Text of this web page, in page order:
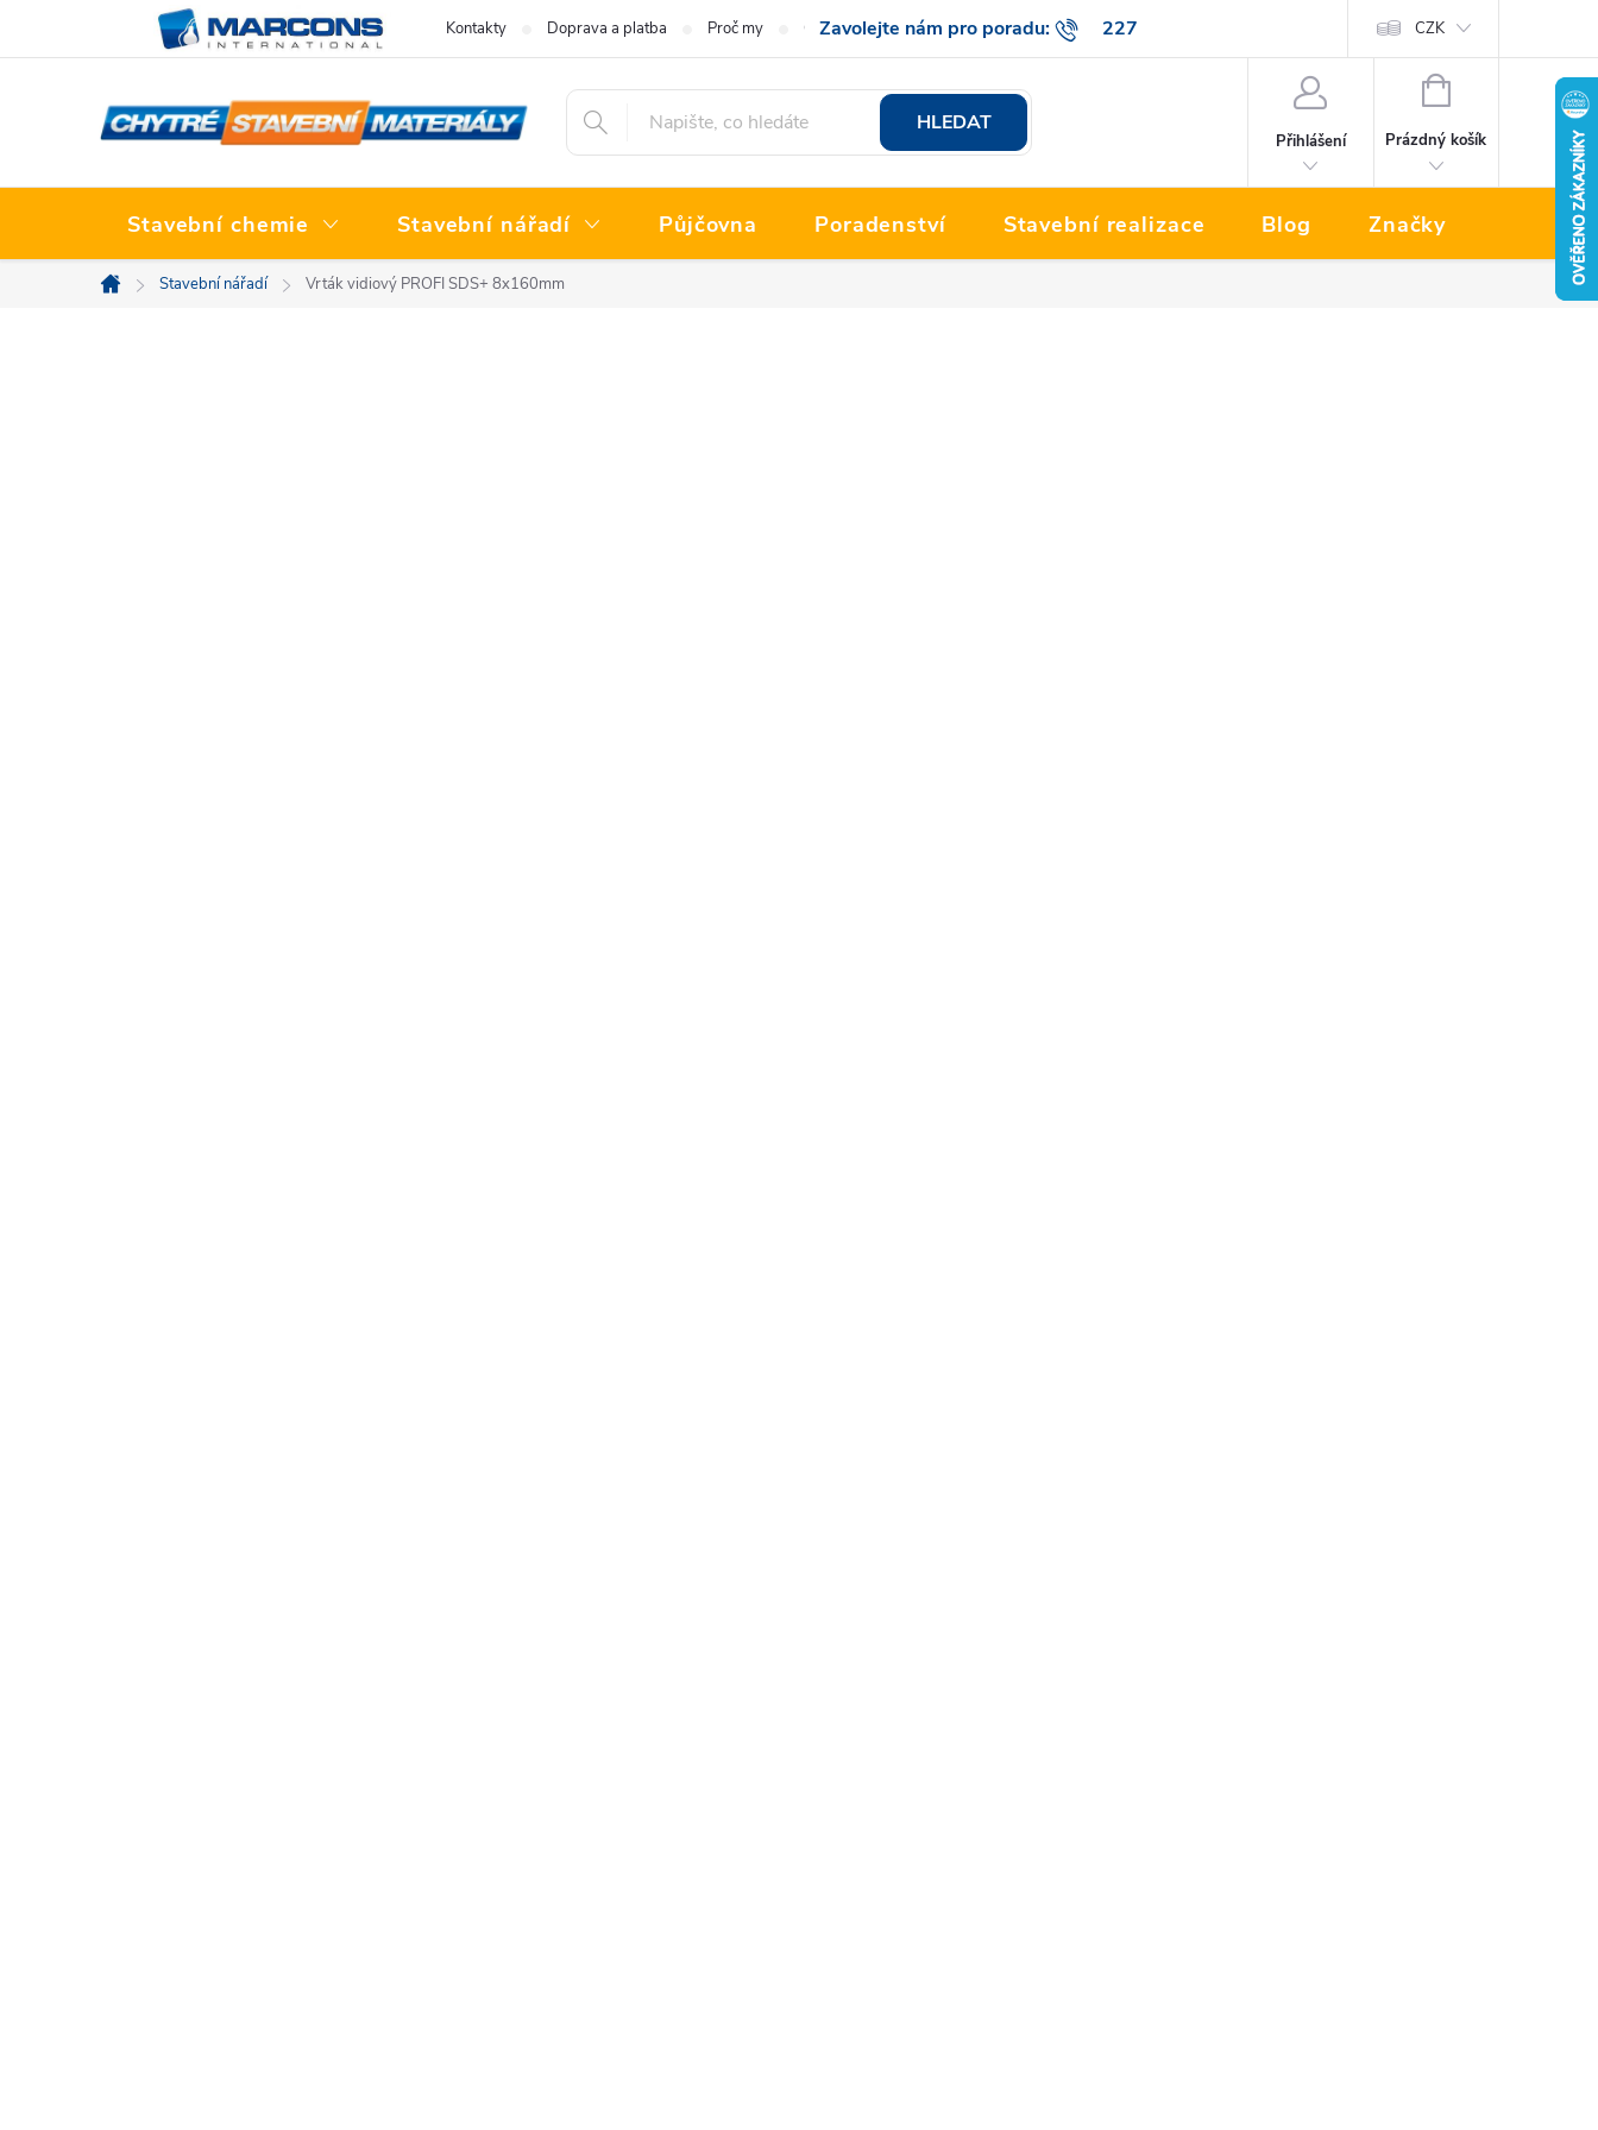
227
777 222
Kontakty Doprava a platba Proč my O nás Hodnocení obchodu Prodávané značky CZK
HLEDAT
Přihlášení
NÁKUPNÍ
Prázdný košík
Stavební chemie Stavební nářadí Půjčovna Poradenství Stavební realizace Blog Značky
Domů
Stavební nářadí Vrták vidiový PROFI SDS+ 8x160mm